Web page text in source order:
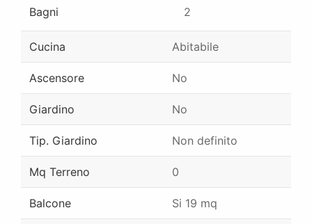
Bagni 2
Cucina Abitabile
Ascensore No
Giardino No
Tip. Giardino Non definito
Mq Terreno 0
Balcone Si 19 mq